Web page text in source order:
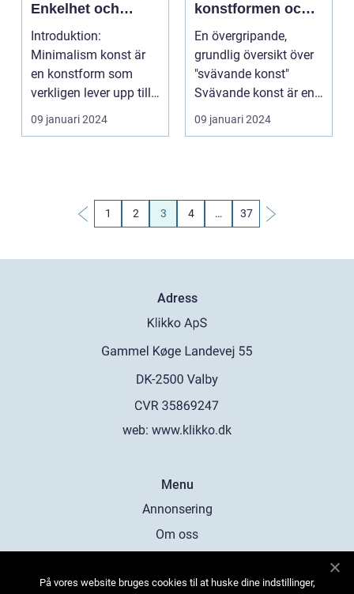
Enkelhet och
Precision
Introduktion:
Minimalism konst är
en konstform som
verkligen lever upp till
dess namn. Det
handlar o...
09 januari 2024
konstformen och
dess
mångfasetterade
värld
En övergripande,
grundlig översikt över
"svävande konst"
Svävande konst är en
konstform som
fängsla...
09 januari 2024
1 2 3 4 … 37
Adress
web: www.klikko.dk
Menu
Annonsering
Om oss
Kontakta oss
På vores website bruges cookies til at huske dine indstillinger,